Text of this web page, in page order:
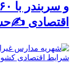
اقتصادی